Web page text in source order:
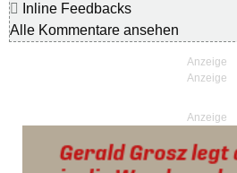
Inline Feedbacks
Alle Kommentare ansehen
Anzeige